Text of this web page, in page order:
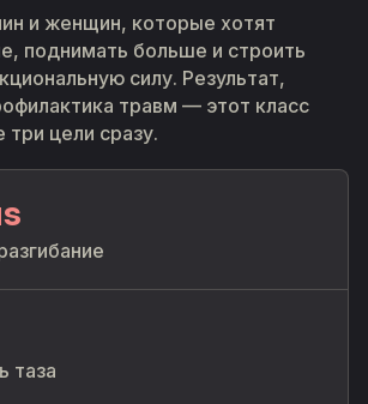
и женщин, которые хотят
поднимать больше и строить
силу. Результат,
травм — этот класс
три цели сразу.
таза